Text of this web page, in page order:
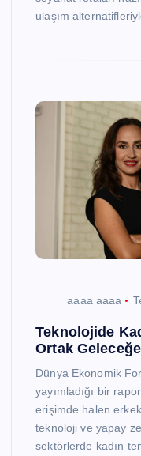
ulaşım
aaaa aaaa
Teknolojide
Ortak Geleceğe
Dünya Ekonomik
yayımladığı bir
erişimde halen
teknoloji ve yapay
sektörlerde kadın